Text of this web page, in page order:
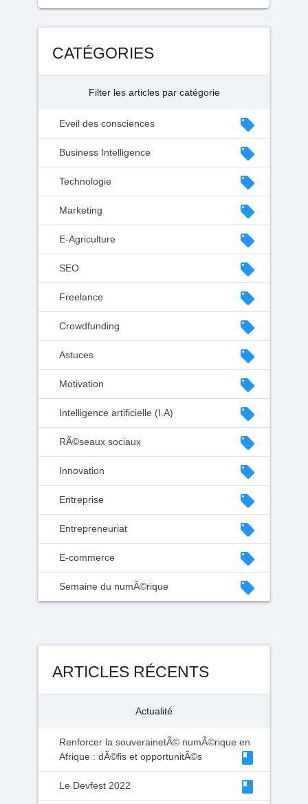
CATÉGORIES
Filter les articles par catégorie
Eveil des consciences local_offer
Business Intelligence local_offer
Technologie local_offer
Marketing local_offer
E-Agriculture local_offer
SEO local_offer
Freelance local_offer
Crowdfunding local_offer
Astuces local_offer
Motivation local_offer
Intelligence artificielle (I.A) local_offer
RÃ©seaux sociaux local_offer
Innovation local_offer
Entreprise local_offer
Entrepreneuriat local_offer
E-commerce local_offer
Semaine du numÃ©rique local_offer
ARTICLES RÉCENTS
Actualité
Renforcer la souverainetÃ© numÃ©rique en
Afrique : dÃ©fis et opportunitÃ©s
class
Le Devfest 2022 class